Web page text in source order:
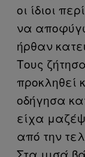
οι ίδιοι
να
ήρθαν
Τους
προκληθεί
οδήγησα
είχα
από την
Στα μισά